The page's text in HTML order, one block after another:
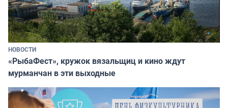
НОВОСТИ
«РыбаФест», кружок вязальщиц и кино ждут
мурманчан в эти выходные